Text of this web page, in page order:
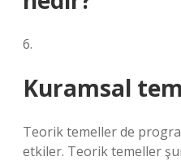
6.
Kuramsal
Teorik temeller de
etkiler. Teorik temeller